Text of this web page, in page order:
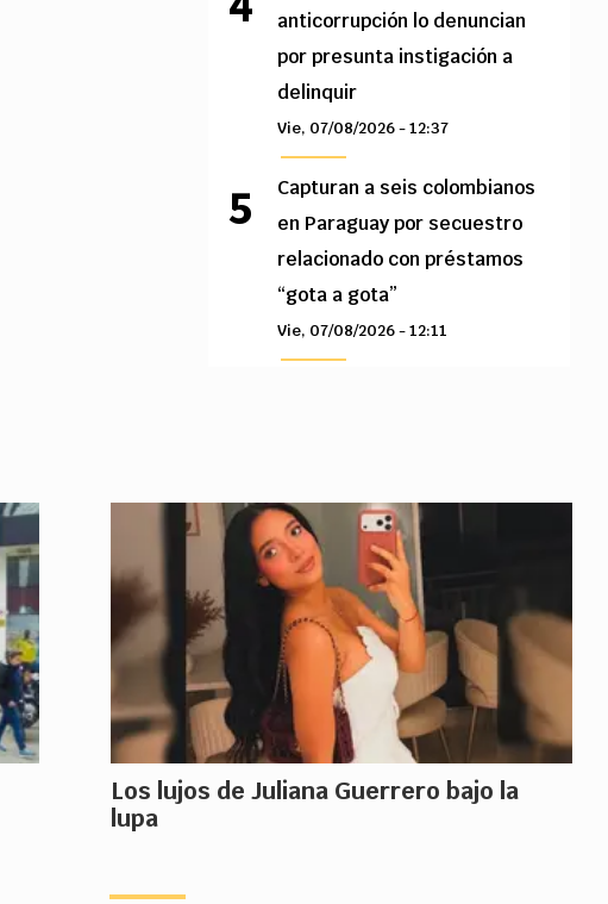
anticorrupción lo denuncian
por presunta instigación a
delinquir
Vie, 07/08/2026 - 12:37
Capturan a seis colombianos
en Paraguay por secuestro
relacionado con préstamos
“gota a gota”
Vie, 07/08/2026 - 12:11
Los lujos de Juliana Guerrero bajo la
lupa